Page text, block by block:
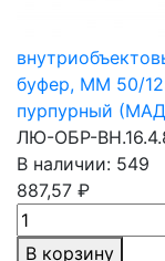
буфер, MM 50/
пурпурный
ЛЮ-ОБР-
В наличии: 549
887,57 ₽
В корзину